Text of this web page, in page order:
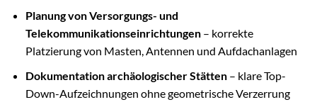
Planung von Versorgungs- und
Telekommunikationseinrichtungen– korrekte
Platzierung von Masten, Antennen und Aufdachanlagen
Dokumentation archäologischer Stätten– klare Top-
Down-Aufzeichnungen ohne geometrische Verzerrung